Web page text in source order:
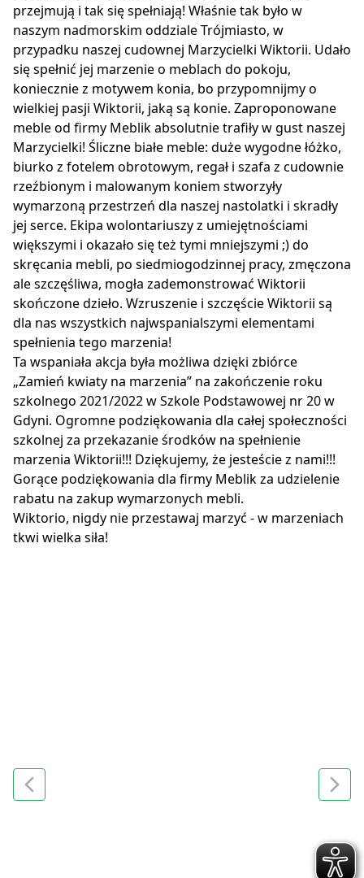
przejmują i tak się spełniają! Właśnie tak było w
naszym nadmorskim oddziale Trójmiasto, w
przypadku naszej cudownej Marzycielki Wiktorii. Udało
się spełnić jej marzenie o meblach do pokoju,
koniecznie z motywem konia, bo przypomnijmy o
wielkiej pasji Wiktorii, jaką są konie. Zaproponowane
meble od firmy Meblik absolutnie trafiły w gust naszej
Marzycielki! Śliczne białe meble: duże wygodne łóżko,
biurko z fotelem obrotowym, regał i szafa z cudownie
rzeźbionym i malowanym koniem stworzyły
wymarzoną przestrzeń dla naszej nastolatki i skradły
jej serce. Ekipa wolontariuszy z umiejętnościami
większymi i okazało się też tymi mniejszymi ;) do
skręcania mebli, po siedmiogodzinnej pracy, zmęczona
ale szczęśliwa, mogła zademonstrować Wiktorii
skończone dzieło. Wzruszenie i szczęście Wiktorii są
dla nas wszystkich najwspanialszymi elementami
spełnienia tego marzenia!
Ta wspaniała akcja była możliwa dzięki zbiórce
„Zamień kwiaty na marzenia” na zakończenie roku
szkolnego 2021/2022 w Szkole Podstawowej nr 20 w
Gdyni. Ogromne podziękowania dla całej społeczności
szkolnej za przekazanie środków na spełnienie
marzenia Wiktorii!!! Dziękujemy, że jesteście z nami!!!
Gorące podziękowania dla firmy Meblik za udzielenie
rabatu na zakup wymarzonych mebli.
Wiktorio, nigdy nie przestawaj marzyć - w marzeniach
tkwi wielka siła!